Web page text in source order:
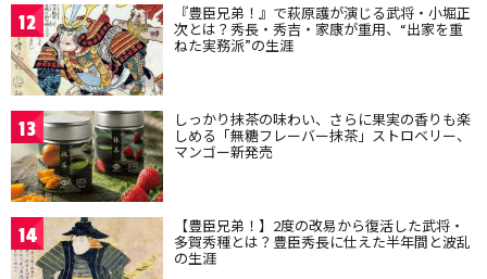
12 『豊臣兄弟！』で萩原護が演じる武将・小堀正
次とは？秀長・秀吉・家康が重用、“出家を重
ねた実務派”の生涯
13 しっかり抹茶の味わい、さらに果実の香りも楽
しめる「無糖フレーバー抹茶」ストロベリー、
マンゴー新発売
14 【豊臣兄弟！】2度の改易から復活した武将・
多賀秀種とは？豊臣秀長に仕えた半年間と波乱
の生涯